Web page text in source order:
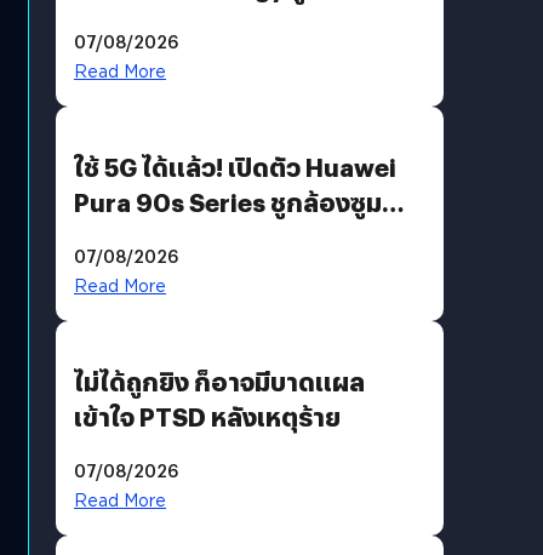
บริโภคและ B2B
07/08/2026
Read More
ใช้ 5G ได้แล้ว! เปิดตัว Huawei
Pura 90s Series ชูกล้องซูม
07/08/2026
Read More
ไม่ได้ถูกยิง ก็อาจมีบาดแผล
เข้าใจ PTSD หลังเหตุร้าย
07/08/2026
Read More